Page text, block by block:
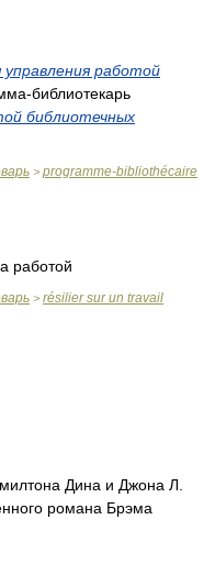
работой
библиотекарь
библиотечных
> programme-bibliothécaire
работой
> résilier sur un travail
Дина и Джона Л.
романа Брэма